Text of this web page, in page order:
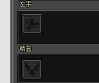
左手
精靈